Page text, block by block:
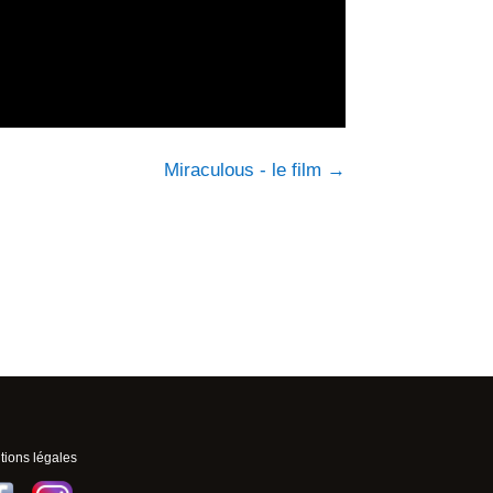
Miraculous - le film →
légales